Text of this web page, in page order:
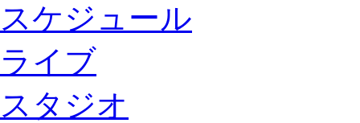
スケジュール
ライブ
スタジオ